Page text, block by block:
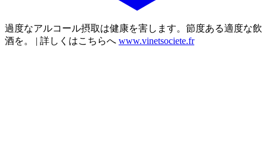
過度なアルコール摂取は健康を害します。節度ある適度な飲
酒を。 | 詳しくはこちらへ www.vinetsociete.fr